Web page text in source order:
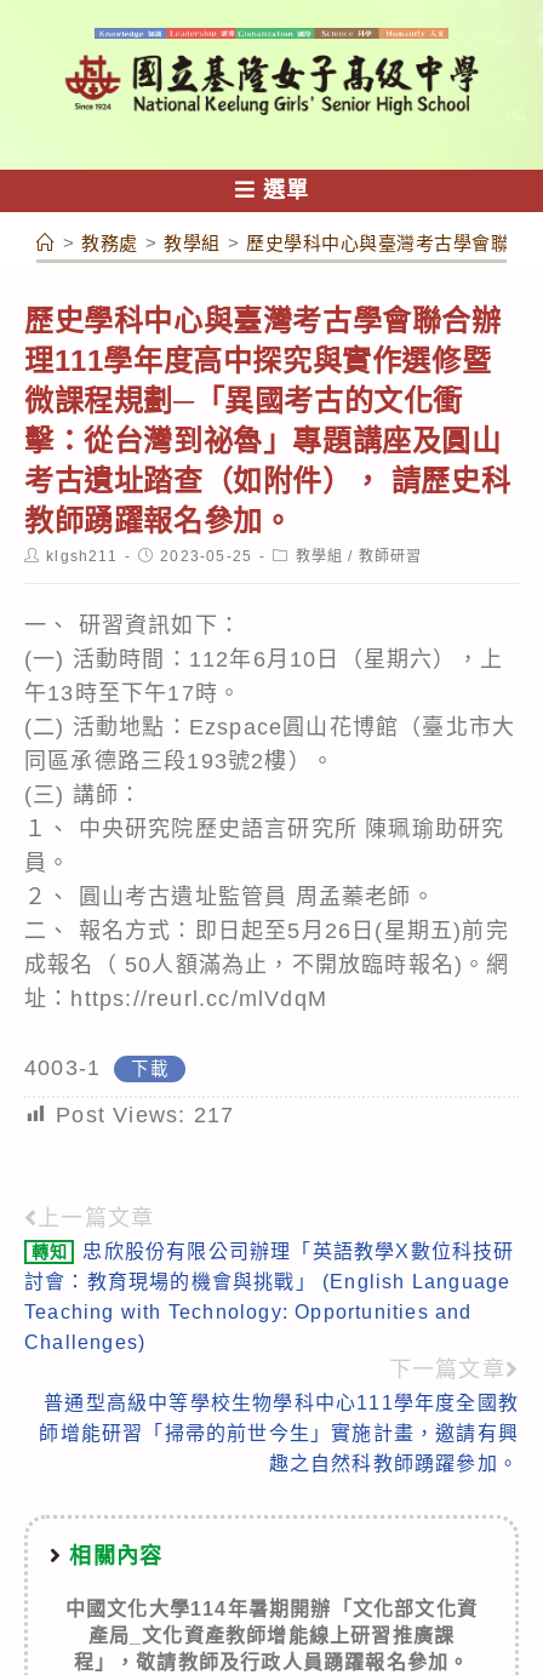
容
選單
> 教務處 > 教學組 > 歷史學科中心與臺灣考古學會聯合
歷史學科中心與臺灣考古學會聯合辦
理111學年度高中探究與實作選修暨
微課程規劃─「異國考古的文化衝
擊：從台灣到祕魯」專題講座及圓山
考古遺址踏查（如附件）， 請歷史科
教師踴躍報名參加。
Postklgsh211
Post2023-05-25
Post教學組 / 教師研習
一、 研習資訊如下：
(一) 活動時間：112年6月10日（星期六），上
午13時至下午17時。
(二) 活動地點：Ezspace圓山花博館（臺北市大
同區承德路三段193號2樓）。
(三) 講師：
１、 中央研究院歷史語言研究所 陳珮瑜助研究
員。
２、 圓山考古遺址監管員 周孟蓁老師。
二、 報名方式：即日起至5月26日(星期五)前完
成報名（ 50人額滿為止，不開放臨時報名)。網
址：https://reurl.cc/mlVdqM
4003-1 下載
Post Views: 217
Read
more
articles
上一篇文章
轉知
忠欣股份有限公司辦理「英語教學X數位科技研
討會：教育現場的機會與挑戰」 (English Language
Teaching with Technology: Opportunities and
Challenges)
下一篇文章
普通型高級中等學校生物學科中心111學年度全國教
師增能研習「掃帚的前世今生」實施計畫，邀請有興
趣之自然科教師踴躍參加。
相關內容
中國文化大學114年暑期開辦「文化部文化資
產局_文化資產教師增能線上研習推廣課
程」，敬請教師及行政人員踴躍報名參加。